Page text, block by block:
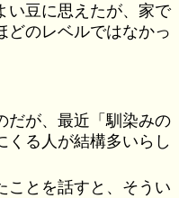
い豆に思えたが、家で
どのレベルではなかっ
だが、最近「馴染みの
くる人が結構多いらし
ことを話すと、そうい